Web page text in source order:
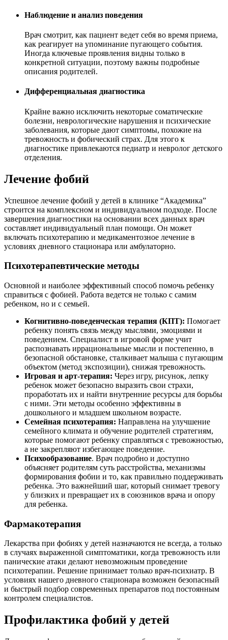
Наблюдение и анализ поведения
Врач смотрит, как пациент ведет себя во время приема,
как реагирует на упоминание пугающего события.
Иногда ключевые проявления видны только в
конкретной ситуации, поэтому важны подробные
описания родителей.
Дифференциальная диагностика
Крайне важно исключить некоторые соматические
болезни, неврологические нарушения и психические
заболевания, которые дают симптомы, похожие на
тревожность и фобический страх. Для этого к
диагностике привлекаются педиатр и невролог детского
отделения.
Лечение фобий
Успешное лечение фобий у детей в клинике “Академика”
строится на комплексном и индивидуальном подходе. После
завершения диагностики на основании всех данных врач
составляет индивидуальный план помощи. Он может
включать психотерапию и медикаментозное лечение в
условиях дневного стационара или амбулаторно.
Психотерапевтические методы
Основной и наиболее эффективный способ помочь ребенку
справиться с фобией. Работа ведется не только с самим
ребенком, но и с семьей.
Когнитивно-поведенческая терапия (КПТ): Помогает
ребенку понять связь между мыслями, эмоциями и
поведением. Специалист в игровой форме учит
распознавать иррациональные мысли и постепенно, в
безопасной обстановке, сталкивает малыша с пугающим
объектом (метод экспозиции), снижая тревожность.
Игровая и арт-терапия: Через игру, рисунок, лепку
ребенок может безопасно выразить свои страхи,
проработать их и найти внутренние ресурсы для борьбы
с ними. Эти методы особенно эффективны в
дошкольного и младшем школьном возрасте.
Семейная психотерапия: Направлена на улучшение
семейного климата и обучение родителей стратегиям,
которые помогают ребенку справляться с тревожностью,
а не закрепляют избегающее поведение.
Психообразование. Врач подробно и доступно
объясняет родителям суть расстройства, механизмы
формирования фобии и то, как правильно поддерживать
ребенка. Это важнейший шаг, который снимает тревогу
у близких и превращает их в союзников врача и опору
для ребенка.
Фармакотерапия
Лекарства при фобиях у детей назначаются не всегда, а только
в случаях выраженной симптоматики, когда тревожность или
панические атаки делают невозможным проведение
психотерапии. Решение принимает только врач-психиатр. В
условиях нашего дневного стационара возможен безопасный
и быстрый подбор современных препаратов под постоянным
контролем специалистов.
Профилактика фобий у детей